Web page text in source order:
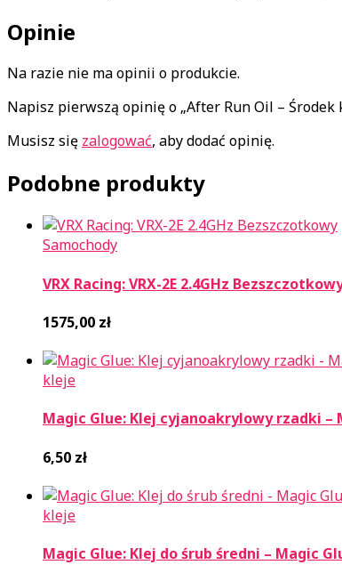
Opinie
Na razie nie ma opinii o produkcie.
Napisz pierwszą opinię o „After Run Oil – Środek
Musisz się zalogować, aby dodać opinię.
Podobne produkty
Samochody
VRX Racing: VRX-2E 2.4GHz
1575,00 zł
kleje
Magic Glue: Klej cyjanoakrylowy rzadki –
6,50 zł
kleje
Magic Glue: Klej do śrub średni – Magic